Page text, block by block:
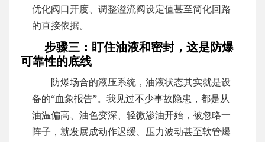
优化阀口开度、调整溢流阀设定值甚至简化回路
的直接依据。
步骤三：盯住油液和密封，这是防爆
可靠性的底线
防爆场合的液压系统，油液状态其实就是设
备的“血象报告”。我见过不少事故隐患，都是从
油温偏高、油色变深、轻微渗油开始，被忽略一
阵子，就发展成动作迟缓、压力波动甚至软管爆